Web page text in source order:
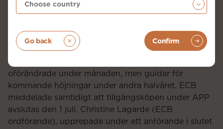
presenterades amerikansk inflationsstatistik, i form
under 40 år. Kärninflationen påvisade något lägre
om 6,0 % i årstakt, dock över förväntningarna.
ECB valde som väntat att hålla sina styrräntor
oförändrade under månaden, men guidar för
kommande höjningar under andra halvåret. ECB
meddelade samtidigt att tillgångsköpen under APP
avslutas den 1 juli. Christine Lagarde (ECB
ordförande), upprepade under ett anförande i slutet
Go back Confirm